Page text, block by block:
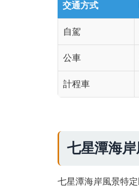
交通方式
自駕
公車
計程車
七星潭海
七星潭海岸風景特